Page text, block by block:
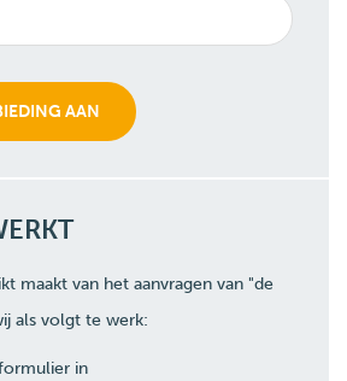
maakt van het aanvragen van "de
als volgt te werk:
in